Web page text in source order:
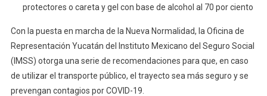
Prevención
El
Transporte
Público
protectores o careta y gel con base de alcohol al 70 por ciento
Con la puesta en marcha de la Nueva Normalidad, la Oficina de
Representación Yucatán del Instituto Mexicano del Seguro Social
(IMSS) otorga una serie de recomendaciones para que, en caso
de utilizar el transporte público, el trayecto sea más seguro y se
prevengan contagios por COVID-19.